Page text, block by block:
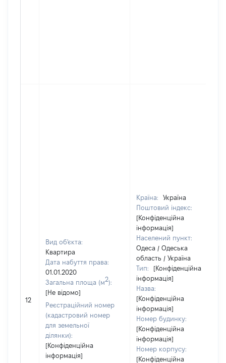
12
Вид об'єкта:
Квартира
Дата набуття права:
01.01.2020
Загальна площа (м2):
[Не відомо]
Реєстраційний номер
(кадастровий номер
для земельної
ділянки):
[Конфіденційна
інформація]
Країна:
Україна
Поштовий індекс:
[Конфіденційна
інформація]
Населений пункт:
Одеса / Одеська
область / Україна
Тип:
[Конфіденційна
інформація]
Назва:
[Конфіденційна
інформація]
Номер будинку:
[Конфіденційна
інформація]
Номер корпусу:
[Конфіденційна